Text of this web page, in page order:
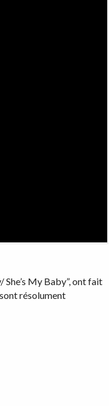
My Baby”, ont fait
résolument